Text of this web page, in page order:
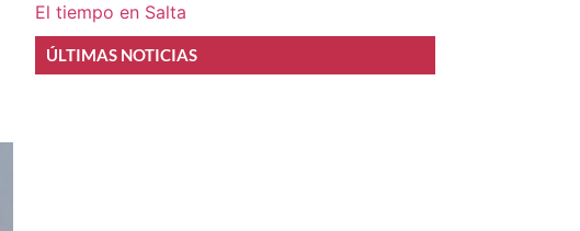
El tiempo en Salta
ÚLTIMAS NOTICIAS